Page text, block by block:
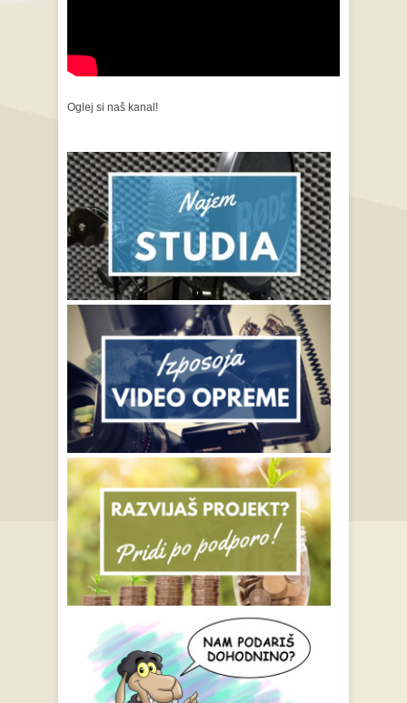
Oglej si naš kanal!